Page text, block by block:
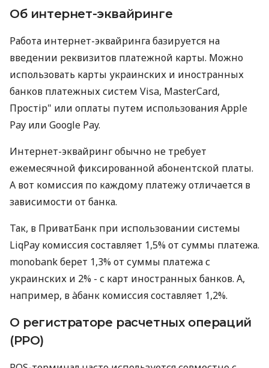
Об интернет-эквайринге
Работа интернет-эквайринга базируется на
введении реквизитов платежной карты. Можно
использовать карты украинских и иностранных
банков платежных систем Visa, MasterCard,
Простір" или оплаты путем использования Apple
Pay или Google Pay.
Интернет-эквайринг обычно не требует
ежемесячной фиксированной абонентской платы.
А вот комиссия по каждому платежу отличается в
зависимости от банка.
Так, в ПриватБанк при использовании системы
LiqPay комиссия составляет 1,5% от суммы платежа.
monobank берет 1,3% от суммы платежа с
украинских и 2% - с карт иностранных банков. А,
например, в àбанк комиссия составляет 1,2%.
О регистраторе расчетных операций
(РРО)